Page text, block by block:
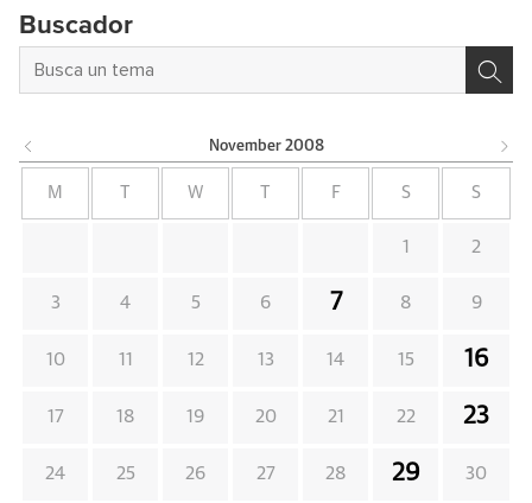
Buscador
November 2008
M W F S S
1 2
3 4 5 6 7 8 9
10 11 12 13 14 15 16
17 18 19 20 21 22 23
24 25 26 27 28 29 30